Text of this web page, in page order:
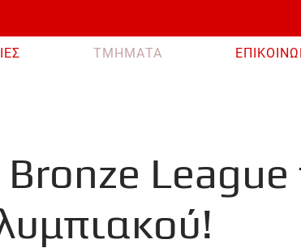
ΤΜΗΜΑΤΑ
League